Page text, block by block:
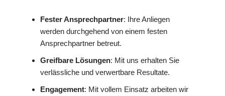
Fester Ansprechpartner: Ihre Anliegen
werden durchgehend von einem festen
Ansprechpartner betreut.
Greifbare Lösungen: Mit uns erhalten Sie
verlässliche und verwertbare Resultate.
Engagement: Mit vollem Einsatz arbeiten wir